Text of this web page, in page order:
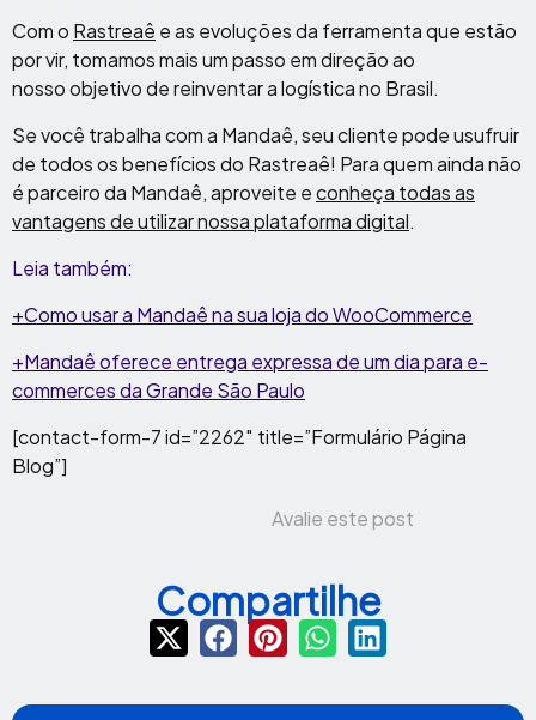
Com o Rastreaê e as evoluções da ferramenta que estão
por vir, tomamos mais um passo em direção ao
nosso objetivo de reinventar a logística no Brasil.
Se você trabalha com a Mandaê, seu cliente pode usufruir
de todos os benefícios do Rastreaê! Para quem ainda não
é parceiro da Mandaê, aproveite econheça todas as
vantagens de utilizar nossa plataforma digital.
Leia também:
+Como usar a Mandaê na sua loja do WooCommerce
+Mandaê oferece entrega expressa de um dia para e-
commerces da Grande São Paulo
[contact-form-7 id=”2262″ title=”Formulário Página
Blog”]
Avalie este post
Compartilhe